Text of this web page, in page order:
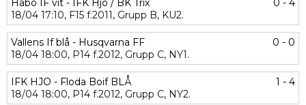
Habo IF vit - IFK Hjo / BK Trix
0 - 4
18/04 17:10, F15 f.2011, Grupp B, KU2.
Vallens If blå - Husqvarna FF
0 - 0
18/04 18:00, P14 f.2012, Grupp C, NY1.
IFK HJO - Floda Boif BLÅ
1 - 4
18/04 18:00, P14 f.2012, Grupp C, NY2.